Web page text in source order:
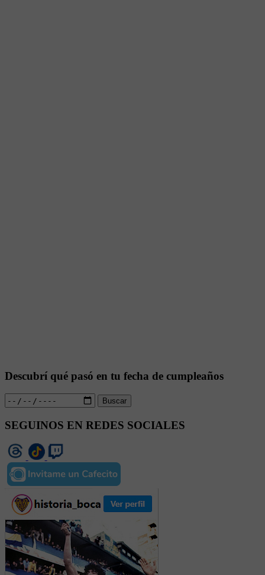
Descubrí qué pasó en tu fecha de cumpleaños
Buscar
SEGUINOS EN REDES SOCIALES